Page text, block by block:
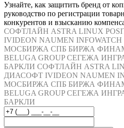
Узнайте, как защитить бренд от
руководство по регистрации
конкурентов и взысканию
СОФТЛАЙН ASTRA LINUX
IVIDEON NAUMEN INFOWATCH
МОСБИРЖА СПБ БИРЖА
BELUGA GROUP СЕГЕЖА
БАРКЛИ СОФТЛАЙН ASTRA
ДИАСОФТ IVIDEON NAUMEN
МОСБИРЖА СПБ БИРЖА
BELUGA GROUP СЕГЕЖА
БАРКЛИ